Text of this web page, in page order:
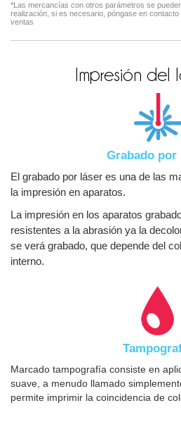
*Las mercancías con otros parámetros se
realización, si es necesario, póngase en
ventas
Impresión del
Grabado por
El grabado por láser es una de las
la impresión en aparatos.
La impresión en los aparatos
resistentes a la abrasión ya la
se verá grabado, que depende del
interno.
Marcado tampografía consiste en
suave, a menudo llamado
permite imprimir la coincidencia de